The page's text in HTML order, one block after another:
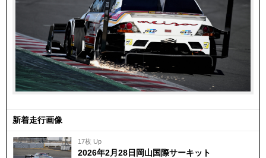
新着走行画像
17枚 Up
2026年2月28日岡山国際サーキット